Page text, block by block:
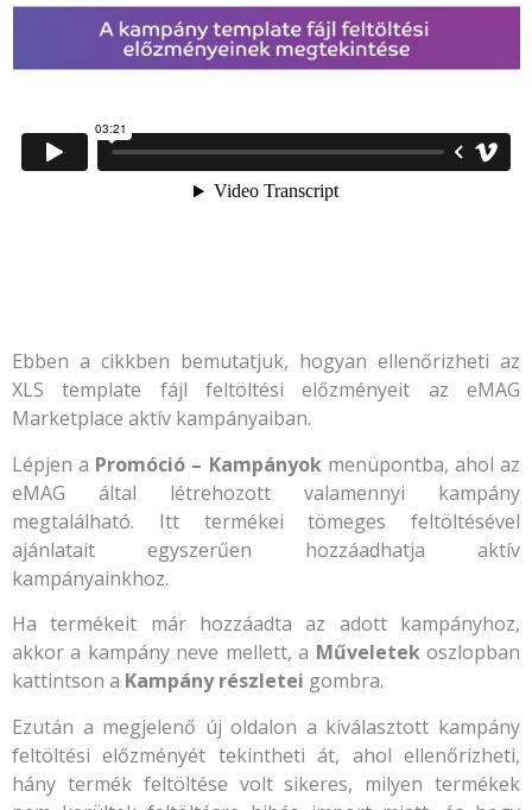
Ebben a cikkben bemutatjuk, hogyan ellenőrizheti az
XLS template fájl feltöltési előzményeit az eMAG
Marketplace aktív kampányaiban.
Lépjen a Promóció – Kampányokmenüpontba, ahol az
eMAG által létrehozott valamennyi kampány
megtalálható. Itt termékei tömeges feltöltésével
ajánlatait egyszerűen hozzáadhatja aktív
kampányainkhoz.
Ha termékeit már hozzáadta az adott kampányhoz,
akkor a kampány neve mellett, a Műveletekoszlopban
kattintson a Kampány részletei gombra.
Ezután a megjelenő új oldalon a kiválasztott kampány
feltöltési előzményét tekintheti át, ahol ellenőrizheti,
hány termék feltöltése volt sikeres, milyen termékek